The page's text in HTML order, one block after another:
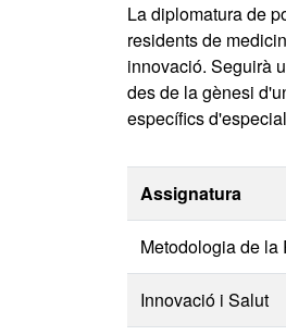
La diplomatura de
residents de
innovació. Seguirà
des de la gènesi
específics
Assignatura
Metodologia de
Innovació i Salut